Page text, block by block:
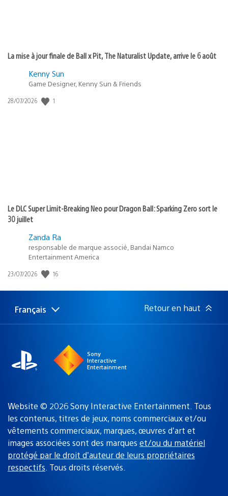
La mise à jour finale de Ball x Pit, The Naturalist Update, arrive le 6 août
Kenny Sun
Game Designer, Kenny Sun & Friends
Date
28/07/2026 1
Le DLC Super Limit-Breaking Neo pour Dragon Ball: Sparking Zero sort le
30 juillet
Zanda Ra
responsable de marque associé, Bandai Namco
Entertainment America
Date
publication
23/07/2026 16
Choisir
une
Région
actuelle
Français Retour en haut
Sony
Interactive
Entertainment
Website © 2026 Sony Interactive Entertainment. Tous
les contenus, titres de jeux, noms commerciaux et/ou
vêtements commerciaux, marques, œuvres d’art et
images associées sont des marques et/ou du matériel
protégé par le droit d’auteur de leurs propriétaires
respectifs. Tous droits réservés.